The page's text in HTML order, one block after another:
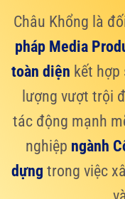
Châu Khổng là
pháp Media
toàn diện kết
lượng vượt trội
tác động mạnh
nghiệp ngành
dựng trong việc